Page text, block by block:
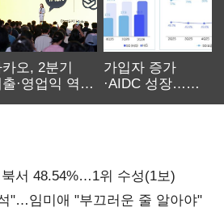
카오, 2분기
출·영업익 역대
가입자 증가
·AIDC 성장…
북서 48.54%…1위 수성(1보)
"…임미애 "부끄러운 줄 알아야"